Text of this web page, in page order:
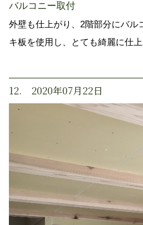
バルコニー取付
外壁も仕上がり、2階部分にバル
キ板を使用し、とても綺麗に仕上
12. 2020年07月22日